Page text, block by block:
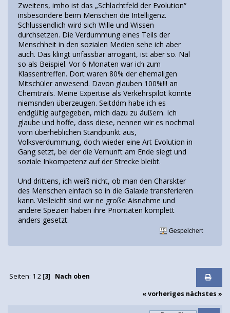
Zweitens, imho ist das „Schlachtfeld der Evolution“
insbesondere beim Menschen die Intelligenz.
Schlussendlich wird sich Wille und Wissen
durchsetzen. Die Verdummung eines Teils der
Menschheit in den sozialen Medien sehe ich aber
auch. Das klingt unfassbar arrogant, ist aber so. Nal
so als Beispiel. Vor 6 Monaten war ich zum
Klassentreffen. Dort waren 80% der ehemaligen
Mitschüler anwesend. Davon glauben 100%!!! an
Chemtrails. Meine Expertise als Verkehrspilot konnte
niemsnden überzeugen. Seitddm habe ich es
endgültig aufgegeben, mich dazu zu äußern. Ich
glaube und hoffe, dass diese, nennen wir es nochmal
vom überheblichen Standpunkt aus,
Volksverdummung, doch wieder eine Art Evolution in
Gang setzt, bei der die Vernunft am Ende siegt und
soziale Inkompetenz auf der Strecke bleibt.
Und drittens, ich weiß nicht, ob man den Charskter
des Menschen einfach so in die Galaxie transferieren
kann. Vielleicht sind wir ne große Aisnahme und
andere Spezien haben ihre Prioritäten komplett
anders gesetzt.
Gespeichert
Seiten: 1 2[3] Nach oben
« vorheriges nächstes »